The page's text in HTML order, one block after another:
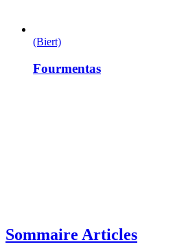
(Biert)
Fourmentas
Sommaire Articles